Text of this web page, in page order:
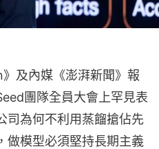
及內媒《澎湃新聞》報
團隊全員大會上罕見表
司為何不利用蒸餾搶佔先
做模型必須堅持長期主義